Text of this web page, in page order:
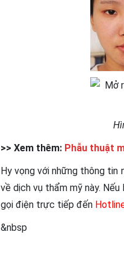
>> Xem thêm: Phẫu thuật
Hy vọng với những thông tin
về dịch vụ thẩm mỹ này.
gọi điện trực tiếp đến
&nbsp